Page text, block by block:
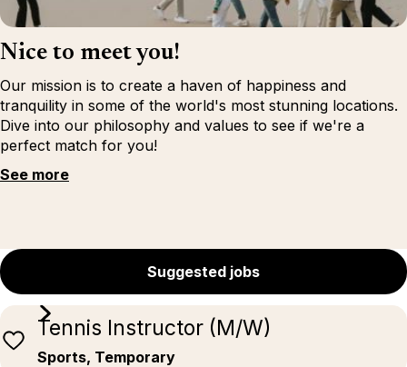
Nice to meet you!
Our mission is to create a haven of happiness and
tranquility in some of the world's most stunning locations.
Dive into our philosophy and values to see if we're a
perfect match for you!
See more
Suggested jobs
Tennis Instructor (M/W)
Sports, Temporary